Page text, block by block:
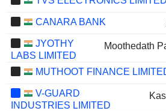
CANARA BANK
JYOTHY
LABS LIMITED
Moothedath
MUTHOOT FINANCE
V-GUARD
INDUSTRIES LIMITED